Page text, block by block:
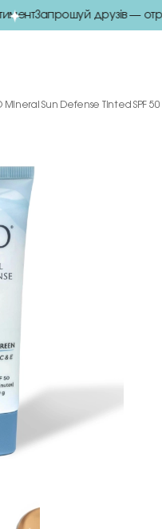
Запрошуй друзів —
Mineral Sun Defense Tinted SPF